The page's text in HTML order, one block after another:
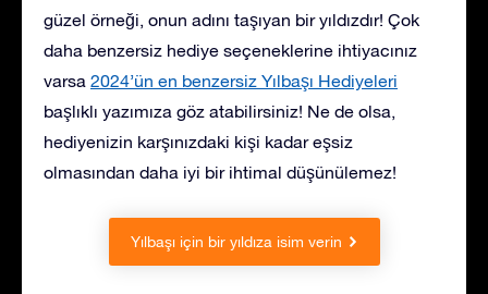
güzel örneği, onun adını taşıyan bir yıldızdır! Çok
daha benzersiz hediye seçeneklerine ihtiyacınız
varsa 2024’ün en benzersiz Yılbaşı Hediyeleri
başlıklı yazımıza göz atabilirsiniz! Ne de olsa,
hediyenizin karşınızdaki kişi kadar eşsiz
olmasından daha iyi bir ihtimal düşünülemez!
Yılbaşı için bir yıldıza isim verin